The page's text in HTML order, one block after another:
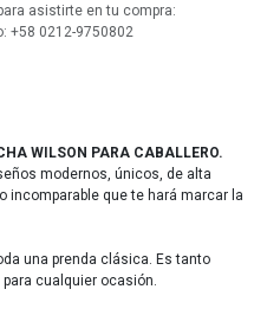
asistirte en tu compra:
+58 0212-9750802
WILSON PARA CABALLERO.
modernos, únicos, de alta
incomparable que te hará marcar la
una prenda clásica. Es tanto
cualquier ocasión.